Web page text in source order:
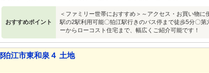
おすすめポイント
＜ファミリー世帯におすすめ＞～アクセス・お買い物
駅の2駅利用可能〇狛江駅行きのバス停まで徒歩5分〇
ーからローコスト住宅まで、幅広くご紹介可能です！
狛江市東和泉４ 土地